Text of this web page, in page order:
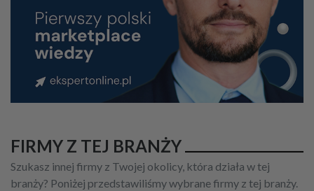
FIRMY Z TEJ BRANŻY
Szukasz innej firmy z Twojej okolicy, która działa w tej
branży? Poniżej przedstawiliśmy wybrane firmy z tej branży.